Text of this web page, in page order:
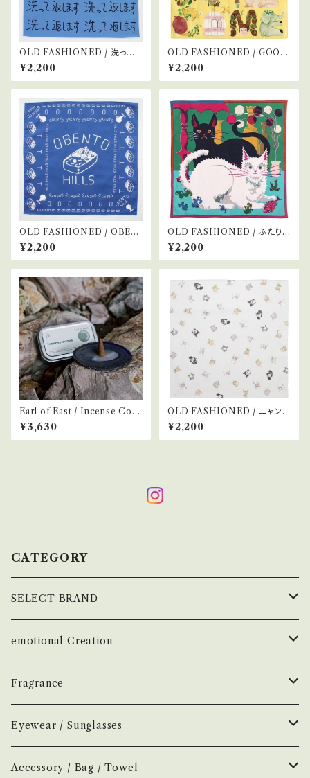
OLD FASHIONED / 洗って
返します
¥2,200
OLD FASHIONED / GOOD
LUCK WILL COME
¥2,200
OLD FASHIONED / OBEN
TO HILLS / ネイビー
¥2,200
OLD FASHIONED / ふたり
の時間
¥2,200
Earl of East / Incense Con
es -Greenhouse-
¥3,630
OLD FASHIONED / ニャンカ
チ patterned
¥2,200
CATEGORY
SELECT BRAND
çanoma
香水
お香
Earl of East
Air Freshener
Home Mist
Melt
DIVE
NEW.eyewear
emotional Creation
Vintage
Fragrance
Accessory
Fragrance
Perfume
Incense
Eyewear / Sunglasses
Color Lens
Accessory / Bag / Towel